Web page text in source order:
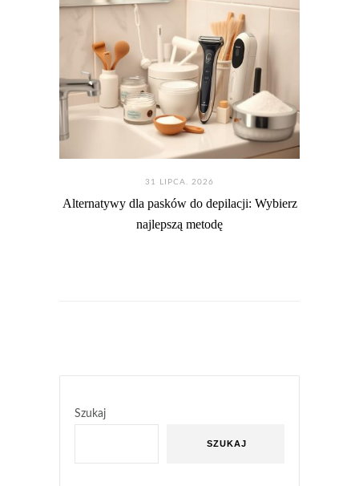
31 LIPCA. 2026
Alternatywy dla pasków do depilacji: Wybierz
najlepszą metodę
Szukaj
SZUKAJ